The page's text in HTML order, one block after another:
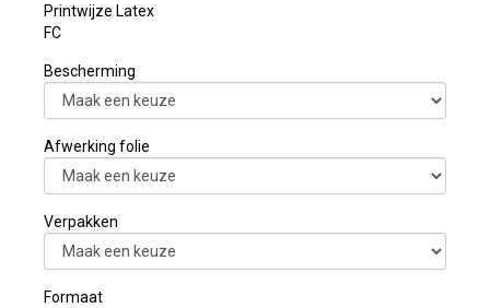
Printwijze Latex
FC
Bescherming
Afwerking folie
Verpakken
Formaat